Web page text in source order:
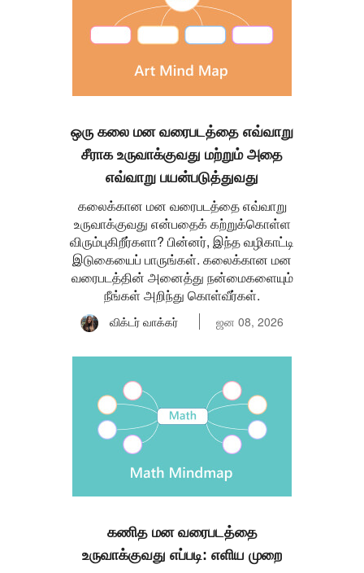
ஒரு கலை மன வரைபடத்தை எவ்வாறு
சீராக உருவாக்குவது மற்றும் அதை
எவ்வாறு பயன்படுத்துவது
கலைக்கான மன வரைபடத்தை எவ்வாறு
உருவாக்குவது என்பதைக் கற்றுக்கொள்ள
விரும்புகிறீர்களா? பின்னர், இந்த வழிகாட்டி
இடுகையைப் பாருங்கள். கலைக்கான மன
வரைபடத்தின் அனைத்து நன்மைகளையும்
நீங்கள் அறிந்து கொள்வீர்கள்.
விக்டர் வாக்கர் ஜன 08, 2026
கணித மன வரைபடத்தை
உருவாக்குவது எப்படி: எளிய முறை